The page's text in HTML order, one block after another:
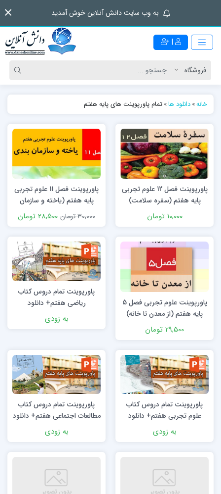
به وب سایت دانش آنلاین خوش آمدید
|
خانه»دانلود ها»تمام پاورپوینت های پایه هفتم
پاورپوینت فصل 12 علوم تجربی
پایه هفتم (سفره سلامت)
10,000 تومان
پاورپوینت فصل 11 علوم تجربی
پایه هفتم (یاخته و سازمان
بندی آن)
30,000 تومان 28,500 تومان
پاورپوینت علوم تجربی فصل 5
پایه هفتم (از معدن تا خانه)
29,500 تومان
پاورپوینت تمام دروس کتاب
ریاضی هفتم+ دانلود
به زودی
پاورپوینت تمام دروس کتاب
علوم تجربی هفتم+ دانلود
به زودی
پاورپوینت تمام دروس کتاب
مطالعات اجتماعی هفتم+ دانلود
به زودی